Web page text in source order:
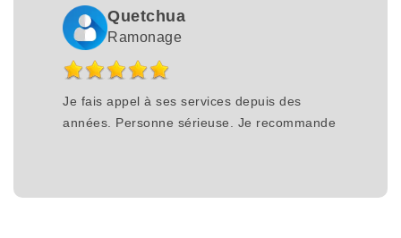
Quetchua
Ramonage
Je fais appel à ses services depuis des
années. Personne sérieuse. Je recommande